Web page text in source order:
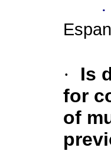
·
· Is
for
of